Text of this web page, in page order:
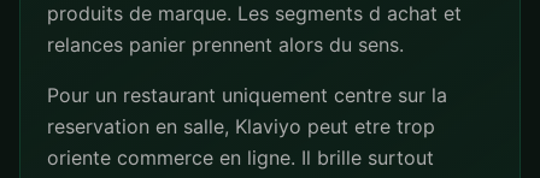
produits de marque. Les segments d achat et
relances panier prennent alors du sens.
Pour un restaurant uniquement centre sur la
reservation en salle, Klaviyo peut etre trop
oriente commerce en ligne. Il brille surtout